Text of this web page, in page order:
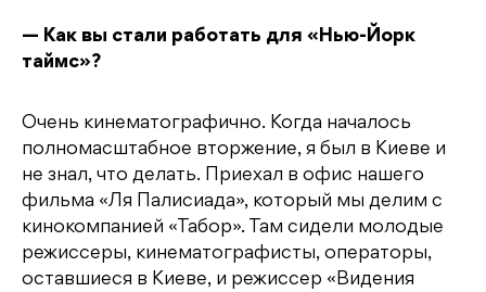
— Как вы стали работать для «Нью-Йорк
таймс»?
Очень кинематографично. Когда началось
полномасштабное вторжение, я был в Киеве и
не знал, что делать. Приехал в офис нашего
фильма «Ля Палисиада», который мы делим с
кинокомпанией «Табор». Там сидели молодые
режиссеры, кинематографисты, операторы,
оставшиеся в Киеве, и режиссер «Видения